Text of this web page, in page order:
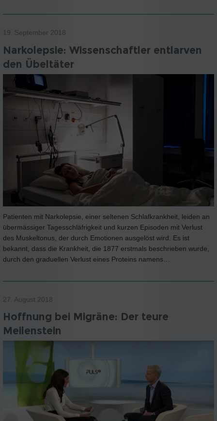
19. September 2018
Narkolepsie: Wissenschaftler entlarven
den Übeltäter
Patienten mit Narkolepsie, einer seltenen Schlafkrankheit, leiden an
übermässiger Tagesschläfrigkeit und kurzen Episoden mit Verlust
des Muskeltonus, der durch Emotionen ausgelöst wird. Es ist
bekannt, dass die Krankheit, die 1877 erstmals beschrieben wurde,
durch den graduellen Verlust eines Proteins namens…
27. August 2018
Hoffnung bei Migräne: Der teure
Meilenstein